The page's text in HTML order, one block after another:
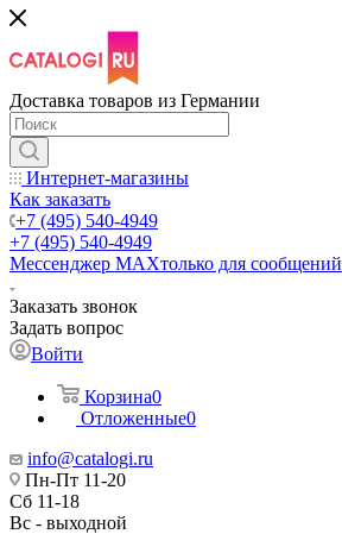
Доставка товаров из Германии
Интернет-магазины
Как заказать
+7 (495) 540-4949
+7 (495) 540-4949
Мессенджер МАХтолько для сообщений
Заказать звонок
Задать вопрос
Войти
Корзина0
Отложенные0
info@catalogi.ru
Пн-Пт 11-20
Сб 11-18
Вс - выходной